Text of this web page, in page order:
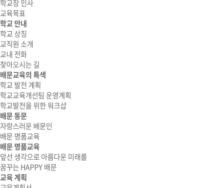
학교장 인사
교육목표
학교 안내
학교 상징
교직원 소개
교내 전화
찾아오시는 길
배문교육의 특색
학교 발전 계획
학교교육개선팀 운영계획
학교발전을 위한 워크샵
배문 동문
자랑스러운 배문인
배문 명품교육
배문 명품교육
앞선 생각으로 아름다운 미래를
꿈꾸는 HAPPY 배문
교육 계획